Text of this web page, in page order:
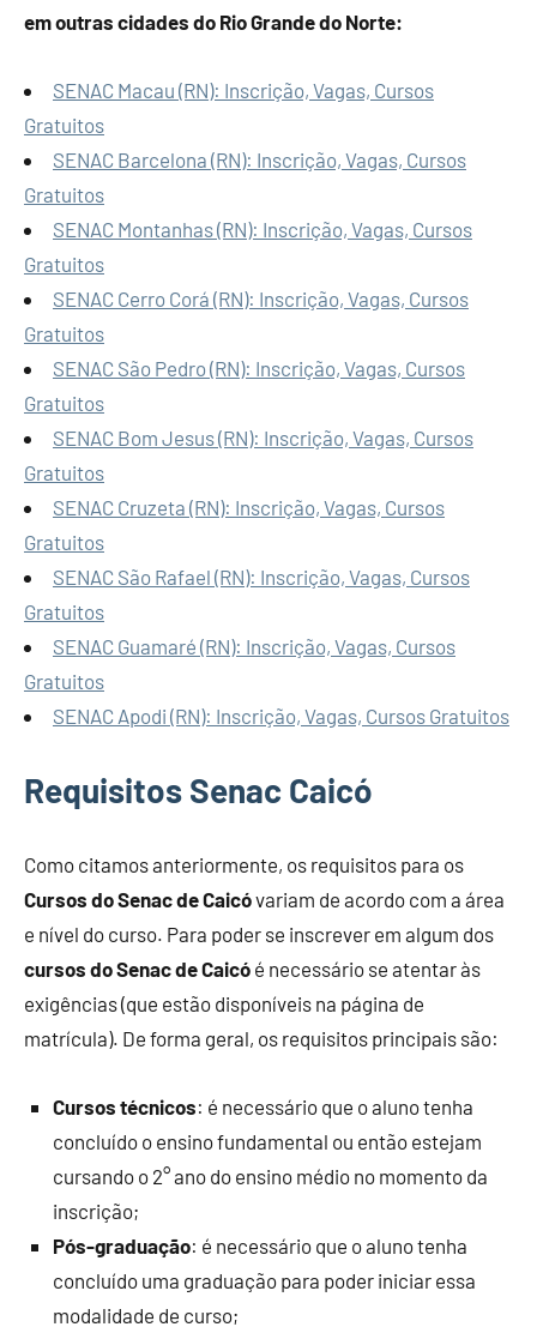
em outras cidades do Rio Grande do Norte:
SENAC Macau (RN): Inscrição, Vagas, Cursos
Gratuitos
SENAC Barcelona (RN): Inscrição, Vagas, Cursos
Gratuitos
SENAC Montanhas (RN): Inscrição, Vagas, Cursos
Gratuitos
SENAC Cerro Corá (RN): Inscrição, Vagas, Cursos
Gratuitos
SENAC São Pedro (RN): Inscrição, Vagas, Cursos
Gratuitos
SENAC Bom Jesus (RN): Inscrição, Vagas, Cursos
Gratuitos
SENAC Cruzeta (RN): Inscrição, Vagas, Cursos
Gratuitos
SENAC São Rafael (RN): Inscrição, Vagas, Cursos
Gratuitos
SENAC Guamaré (RN): Inscrição, Vagas, Cursos
Gratuitos
SENAC Apodi (RN): Inscrição, Vagas, Cursos Gratuitos
Requisitos Senac Caicó
Como citamos anteriormente, os requisitos para os
Cursos do Senac de Caicóvariam de acordo com a área
e nível do curso. Para poder se inscrever em algum dos
cursos do Senac de Caicó é necessário se atentar às
exigências (que estão disponíveis na página de
matrícula). De forma geral, os requisitos principais são:
Cursos técnicos: é necessário que o aluno tenha
concluído o ensino fundamental ou então estejam
cursando o 2° ano do ensino médio no momento da
inscrição;
Pós-graduação: é necessário que o aluno tenha
concluído uma graduação para poder iniciar essa
modalidade de curso;